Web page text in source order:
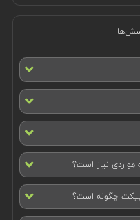
نیاز است؟
چگونه است؟